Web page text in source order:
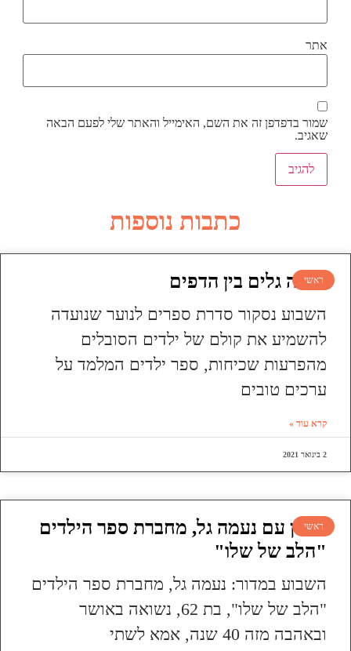
אתר
שמור בדפדפן זה את השם, האימייל והאתר שלי לפעם הבאה
שאגיב.
כתבות נוספות
ראשי
עושה גלים בין הדפים
השבוע נסקור סדרת ספרים לנוער שנועדה
להשמיע את קולם של ילדים הסובלים
מהפרעות שכיחות, ספר ילדים המלמד על
ערכים טובים
קרא עוד »
2 בינואר 2021
ראשי
ראיון עם נעמה גל, מחברת ספר הילדים
"הלב של שלו"
השבוע במדור: נעמה גל, מחברת ספר הילדים
"הלב של שלו", בת 62, נשואה באושר
ובאהבה מזה 40 שנה, אמא לשתי